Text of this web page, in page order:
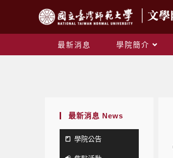
最新消息 學院簡介
最新消息 News
學院公告